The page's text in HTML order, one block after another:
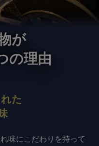
が
の理由
た
味にこだわりを持って